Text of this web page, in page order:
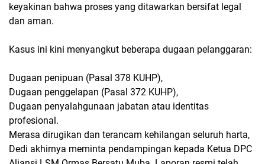
keyakinan bahwa proses yang ditawarkan bersifat legal
dan aman.
Kasus ini kini menyangkut beberapa dugaan pelanggaran:
Dugaan penipuan (Pasal 378 KUHP),
Dugaan penggelapan (Pasal 372 KUHP),
Dugaan penyalahgunaan jabatan atau identitas
profesional.
Merasa dirugikan dan terancam kehilangan seluruh harta,
Dedi akhirnya meminta pendampingan kepada Ketua DPC